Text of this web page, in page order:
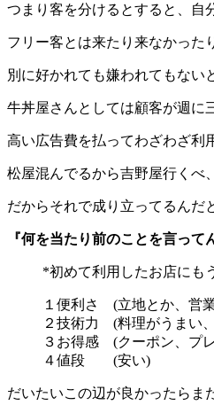
つまり客を分けるとすると、自
フリー客とは来たり来なかった
別に好かれても嫌われてもない
牛丼屋さんとしては顧客が週に
高い広告費を払ってわざわざ利
松屋混んでるから吉野屋行くべ
だからそれで成り立ってるんだ
『何を当たり前のことを言って
*初めて利用したお店にも
１便利さ (立地とか、営
２技術力 (料理がうまい
３お得感 (クーポン、プ
４値段 (安い)
だいたいこの辺が良かったらま